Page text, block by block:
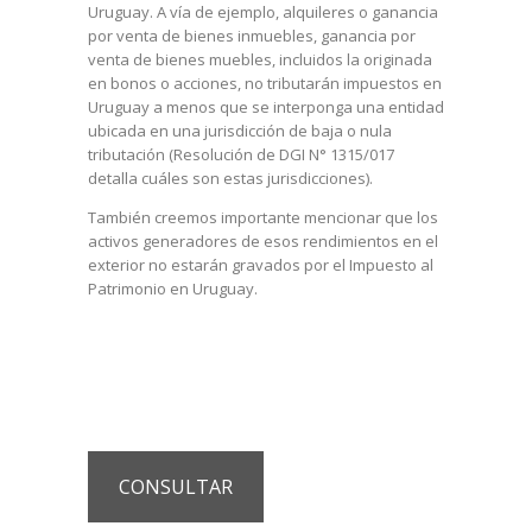
Uruguay. A vía de ejemplo, alquileres o ganancia
por venta de bienes inmuebles, ganancia por
venta de bienes muebles, incluidos la originada
en bonos o acciones, no tributarán impuestos en
Uruguay a menos que se interponga una entidad
ubicada en una jurisdicción de baja o nula
tributación (Resolución de DGI N° 1315/017
detalla cuáles son estas jurisdicciones).
También creemos importante mencionar que los
activos generadores de esos rendimientos en el
exterior no estarán gravados por el Impuesto al
Patrimonio en Uruguay.
CONSULTAR